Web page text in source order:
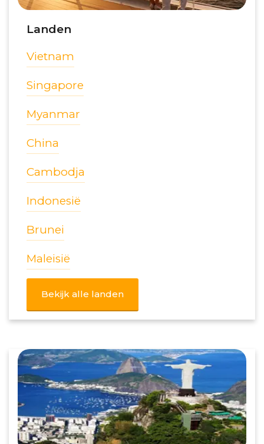
Landen
Vietnam
Singapore
Myanmar
China
Cambodja
Indonesië
Brunei
Maleisië
Bekijk alle landen